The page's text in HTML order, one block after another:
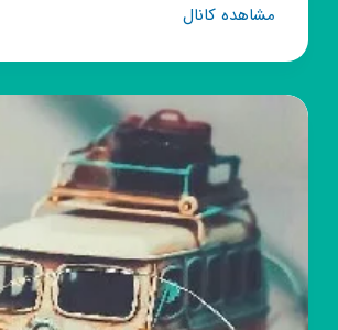
مشاهده کانالکانال
『کلیپ
رایگان
🖤
🕊️』